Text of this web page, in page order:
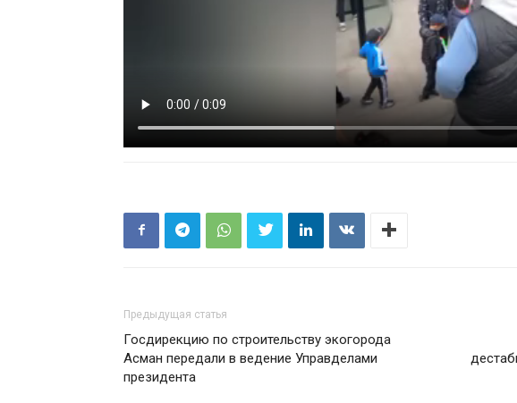
Предыдущая статья
Госдирекцию по строительству экогорода
Асман передали в ведение Управделами
президента